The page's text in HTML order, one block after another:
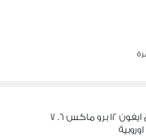
سكرينة زجاج ايفون ١٢ برو ماكس ٦. ٧